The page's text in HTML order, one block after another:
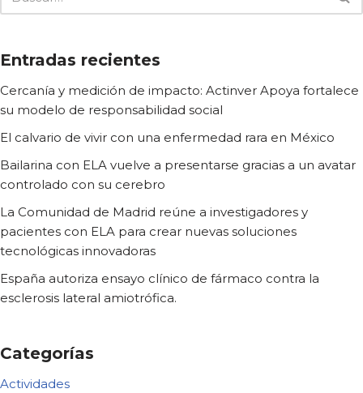
Entradas recientes
Cercanía y medición de impacto: Actinver Apoya fortalece
su modelo de responsabilidad social
El calvario de vivir con una enfermedad rara en México
Bailarina con ELA vuelve a presentarse gracias a un avatar
controlado con su cerebro
La Comunidad de Madrid reúne a investigadores y
pacientes con ELA para crear nuevas soluciones
tecnológicas innovadoras
España autoriza ensayo clínico de fármaco contra la
esclerosis lateral amiotrófica.
Categorías
Actividades